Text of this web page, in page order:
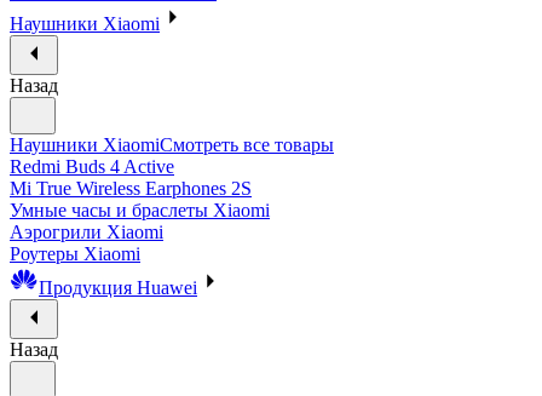
Наушники Xiaomi
Назад
Наушники XiaomiСмотреть все товары
Redmi Buds 4 Active
Mi True Wireless Earphones 2S
Умные часы и браслеты Xiaomi
Аэрогрили Xiaomi
Роутеры Xiaomi
Продукция Huawei
Назад